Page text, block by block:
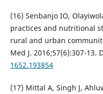
(16) Senbanjo IO,
practices and nutritional
rural and urban
Med J. 2016;57(6):307-13.
1652.193854
(17) Mittal A, Singh J,